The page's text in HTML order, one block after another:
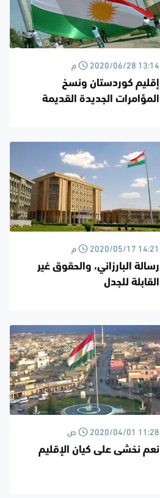
2020/06/28 13:14 م
إقليم كوردستان ونسخ
المؤامرات الجديدة القديمة
2020/05/17 14:21 م
رسالة البارزاني، والحقوق غير
القابلة للجدل
2020/04/01 11:28 ص
نعم نخشى على كيان الإقليم